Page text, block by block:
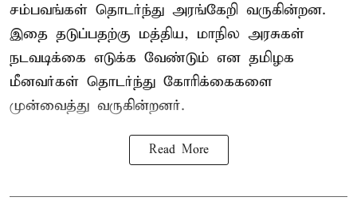
சம்பவங்கள் தொடர்ந்து அரங்கேறி வருகின்றன.
இதை தடுப்பதற்கு மத்திய, மாநில அரசுகள்
நடவடிக்கை எடுக்க வேண்டும் என தமிழக
மீனவர்கள் தொடர்ந்து கோரிக்கைகளை
முன்வைத்து வருகின்றனர்.
Read More